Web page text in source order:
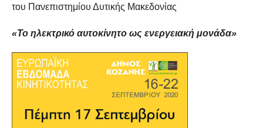
του Πανεπιστημίου Δυτικής Μακεδονίας
«Το ηλεκτρικό αυτοκίνητο ως ενεργειακή μονάδα»